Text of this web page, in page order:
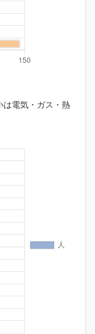
は電気・ガス・熱